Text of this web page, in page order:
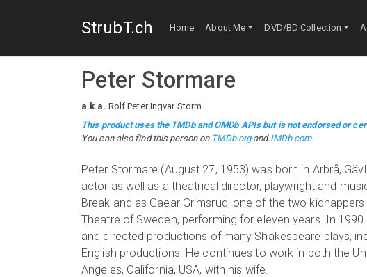
StrubT.ch Home About Me DVD/BD Collection
Peter Stormare
a.k.a. Rolf Peter Ingvar Storm
This product uses the TMDb and OMDb APIs but is not endorsed or
You can also find this person on TMDb.organd IMDb.com.
Peter Stormare (August 27, 1953) was born in Arbrå,
actor as well as a theatrical director, playwright and
Break and as Gaear Grimsrud, one of the two
Theatre of Sweden, performing for eleven years. In
and directed productions of many Shakespeare plays,
English productions. He continues to work in both the
Angeles, California, USA, with his wife.